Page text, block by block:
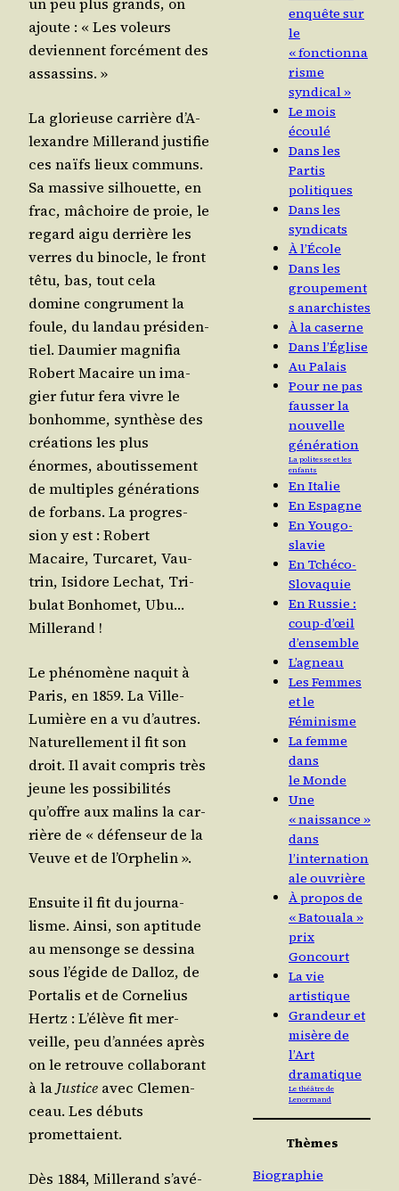
ajoute : « Les voleurs
deviennent for­cé­ment des
assassins. »
La glo­rieuse car­rière d’A­
lexandre Mil­le­rand jus­ti­fie
ces naïfs lieux com­muns.
Sa mas­sive sil­houette, en
frac, mâchoire de proie, le
regard aigu der­rière les
verres du binocle, le front
têtu, bas, tout cela
domine congru­ment la
foule, du lan­dau pré­si­den­
tiel. Dau­mier magni­fia
Robert Macaire un ima­
gier futur fera vivre le
bon­homme, syn­thèse des
créa­tions les plus
énormes, abou­tis­se­ment
de mul­tiples géné­ra­tions
de for­bans. La pro­gres­
sion y est : Robert
Macaire, Tur­ca­ret, Vau­
trin, Isi­dore Lechat, Tri­
bu­lat Bon­ho­met, Ubu…
Millerand !
Le phé­no­mène naquit à
Paris, en 1859. La Ville-
Lumière en a vu d’autres.
Natu­rel­le­ment il fit son
droit. Il avait com­pris très
jeune les pos­si­bi­li­tés
qu’offre aux malins la car­
rière de « défen­seur de la
Veuve et de l’Orphelin ».
Ensuite il fit du jour­na­
lisme. Ain­si, son apti­tude
au men­songe se des­si­na
sous l’é­gide de Dal­loz, de
Por­ta­lis et de Cor­ne­lius
Hertz : L’é­lève fit mer­
veille, peu d’an­nées après
on le retrouve col­la­bo­rant
à la Jus­tice avec Cle­men­
ceau. Les débuts
promettaient.
Dès 1884, Mil­le­rand s’a­vé­
enquête sur
le
« fonctionna
risme
syndical »
Le mois
écoulé
Dans les
Partis
politiques
Dans les
syndicats
À l’École
Dans les
groupement
s anarchistes
À la caserne
Dans l’Église
Au Palais
Pour ne pas
fausser la
nouvelle
génération
La politesse et les
enfants
En Italie
En Espagne
En Yougo-
slavie
En Tchéco-
Slovaquie
En Russie :
coup-d’œil
d’ensemble
L’agneau
Les Femmes
et le
Féminisme
La femme
dans
le Monde
Une
« naissance »
dans
l’internation
ale ouvrière
À propos de
« Batouala »
prix
Goncourt
La vie
artistique
Grandeur et
misère de
l’Art
dramatique
Le théâtre de
Lenormand
Thèmes
Biographie